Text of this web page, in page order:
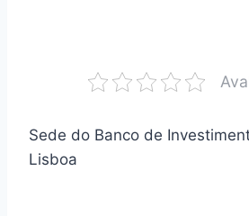
Sede do Banco de
Lisboa